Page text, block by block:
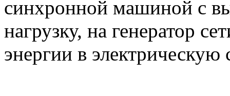
синхронной машиной с
нагрузку, на генератор
энергии в электрическую